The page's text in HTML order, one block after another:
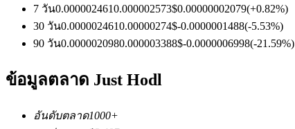
ฟิวเจอร์ส USDC
7 วัน0.0000024610.000002573$0.00000002079(+0.82%)
30 วัน0.0000024610.00000274$-0.0000001488(-5.53%)
90 วัน0.0000020980.000003388$-0.0000006998(-21.59%)
ข้อมูลตลาด Just Hodl
อันดับตลาด1000+